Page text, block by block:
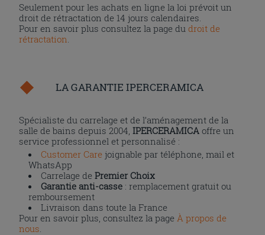
Seulement pour les achats en ligne la loi prévoit un
droit de rétractation de 14 jours calendaires.
Pour en savoir plus consultez la page dudroit de
rétractation
LA GARANTIE IPERCERAMICA
Spécialiste du carrelage et de l’aménagement de la
salle de bains depuis 2004,IPERCERAMICA offre un
service professionnel et personnalisé :
Customer Care joignable par téléphone, mail et
WhatsApp
Carrelage dePremier Choix
Garantie anti-casse : remplacement gratuit ou
remboursement
Livraison dans toute la France
Pour en savoir plus, consultez la page À propos de
nous